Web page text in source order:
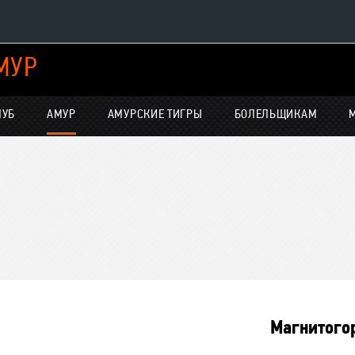
Дивизион Харламова
Автомобилист
АМУР АМУРСКИЕ ТИГРЫ БОЛЕЛЬЩИКАМ